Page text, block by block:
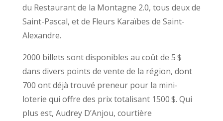
du Restaurant de la Montagne 2.0, tous deux de
Saint-Pascal, et de Fleurs Karaïbes de Saint-
Alexandre.
2000 billets sont disponibles au coût de 5 $
dans divers points de vente de la région, dont
700 ont déjà trouvé preneur pour la mini-
loterie qui offre des prix totalisant 1500 $. Qui
plus est, Audrey D’Anjou, courtière